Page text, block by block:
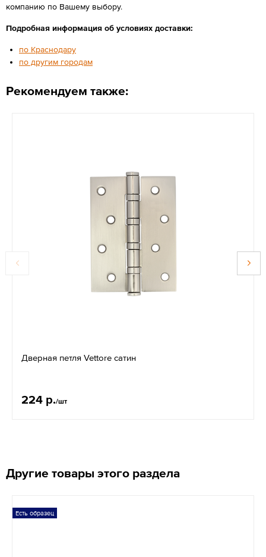
компанию по Вашему выбору.
Подробная информация об условиях доставки:
по Краснодару
по другим городам
Рекомендуем также:
Дверная петля Vettore сатин
224 р./шт
Другие товары этого раздела
Есть образец